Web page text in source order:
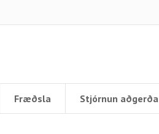
Fræðsla Stjórnun aðgerða